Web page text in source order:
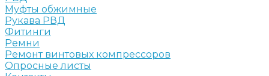
Муфты обжимные
Рукава РВД
Фитинги
Ремни
Ремонт винтовых компрессоров
Опросные листы